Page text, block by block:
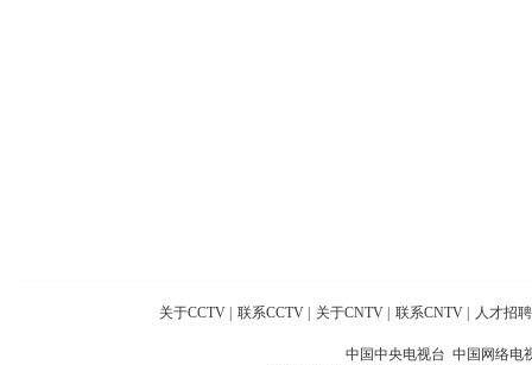
关于CCTV 联系CCTV 关于CNTV 联系CNTV 人才招聘
中国中央电视台 中国网络电